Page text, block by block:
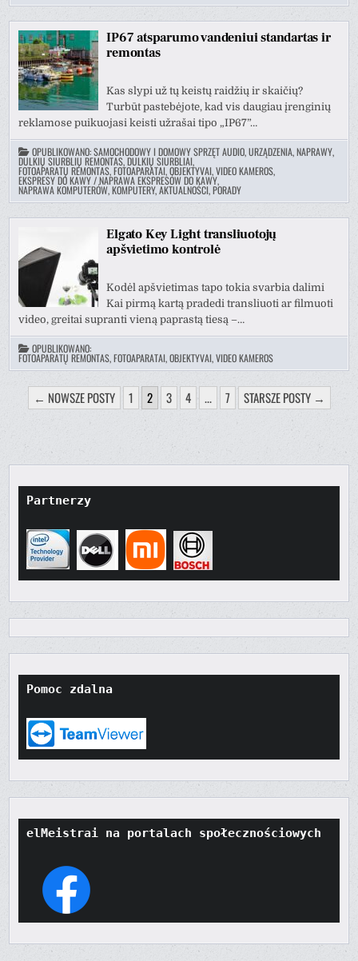
IP67 atsparumo vandeniui standartas ir
remontas
Kas slypi už tų keistų raidžių ir skaičių?
Turbūt pastebėjote, kad vis daugiau įrenginių
reklamose puikuojasi keisti užrašai tipo „IP67”…
OPUBLIKOWANO:SAMOCHODOWY I DOMOWY SPRZĘT AUDIO, URZĄDZENIA, NAPRAWY,
DULKIŲ SIURBLIŲ REMONTAS, DULKIŲ SIURBLIAI,
FOTOAPARATŲ REMONTAS, FOTOAPARATAI, OBJEKTYVAI, VIDEO KAMEROS,
EKSPRESY DO KAWY / NAPRAWA EKSPRESÓW DO KAWY,
NAPRAWA KOMPUTERÓW, KOMPUTERY, AKTUALNOŚCI, PORADY
Elgato Key Light transliuotojų
apšvietimo kontrolė
Kodėl apšvietimas tapo tokia svarbia dalimi
Kai pirmą kartą pradedi transliuoti ar filmuoti
video, greitai supranti vieną paprastą tiesą –…
OPUBLIKOWANO:
FOTOAPARATŲ REMONTAS, FOTOAPARATAI, OBJEKTYVAI, VIDEO KAMEROS
STRONICOWANIE
WPISÓW
← NOWSZE POSTY 1 2 3 4 ... 7 STARSZE POSTY →
Partnerzy
Pomoc zdalna
elMeistrai na portalach społecznościowych